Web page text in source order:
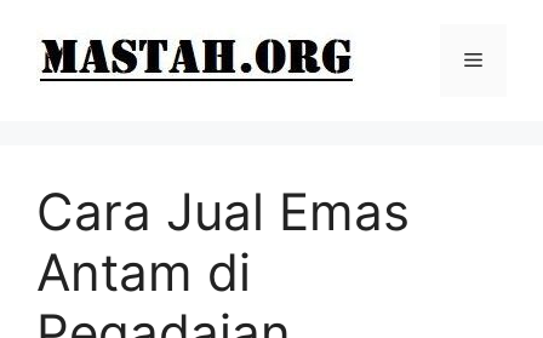
Menu
Cara Jual Emas
Antam di